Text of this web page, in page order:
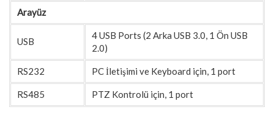
Arayüz
USB
4 USB Ports (2 Arka USB 3.0, 1 Ön USB
2.0)
RS232 PC İletişimi ve Keyboard için, 1 port
RS485 PTZ Kontrolü için, 1 port